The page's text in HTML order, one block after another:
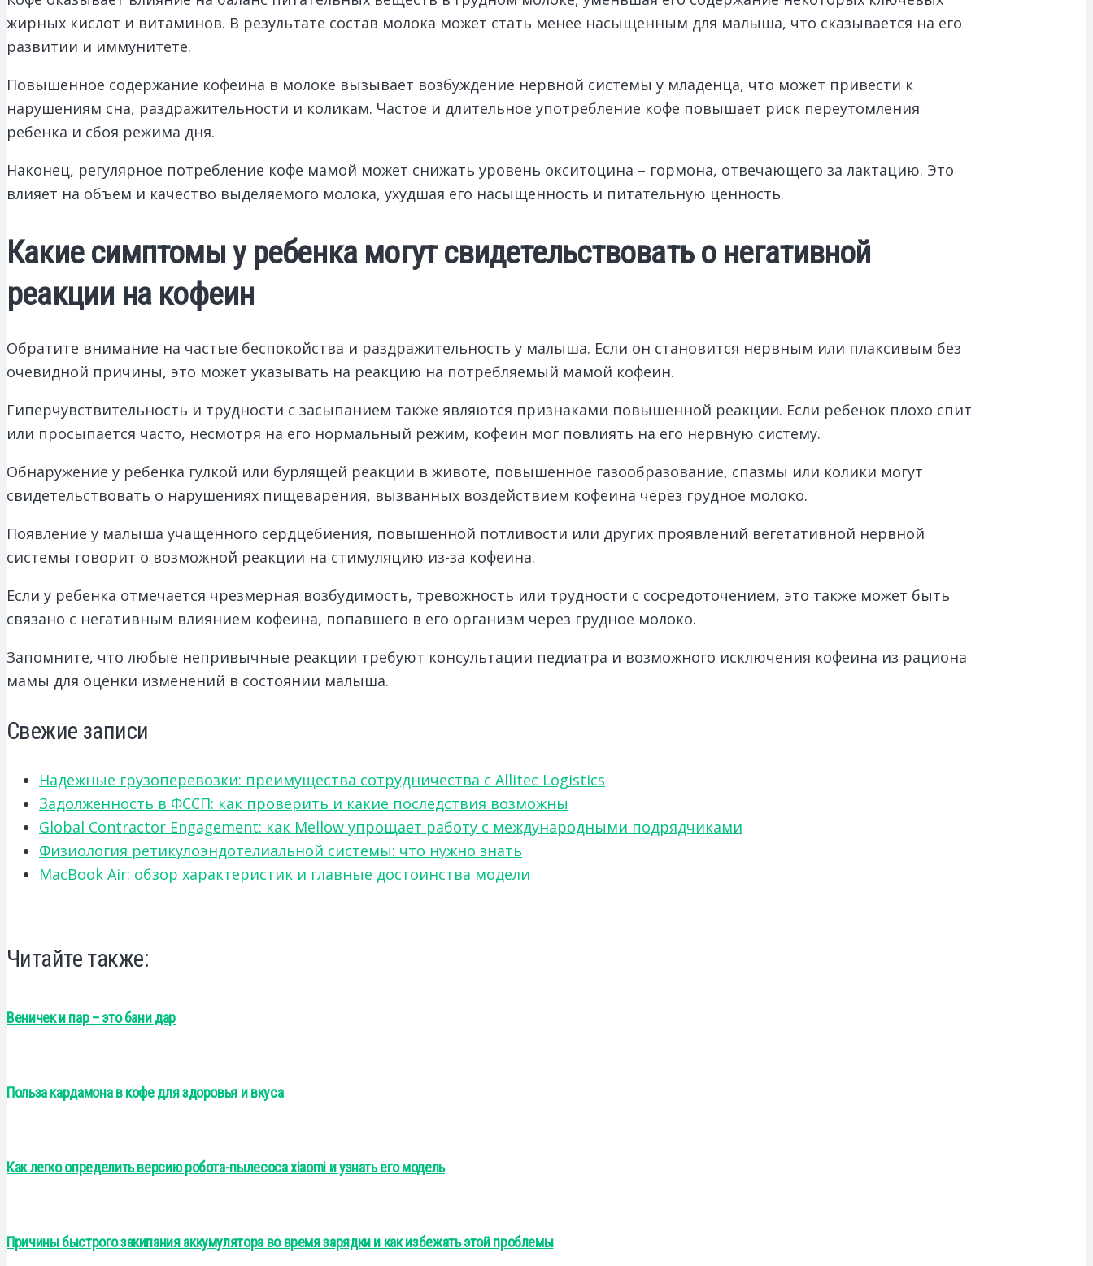
жирных кислот и витаминов. В результате состав молока может стать менее насыщенным для малыша, что сказывается на его
развитии и иммунитете.
Повышенное содержание кофеина в молоке вызывает возбуждение нервной системы у младенца, что может привести к
нарушениям сна, раздражительности и коликам. Частое и длительное употребление кофе повышает риск переутомления
ребенка и сбоя режима дня.
Наконец, регулярное потребление кофе мамой может снижать уровень окситоцина – гормона, отвечающего за лактацию. Это
влияет на объем и качество выделяемого молока, ухудшая его насыщенность и питательную ценность.
Какие симптомы у ребенка могут свидетельствовать о негативной
реакции на кофеин
Обратите внимание на частые беспокойства и раздражительность у малыша. Если он становится нервным или плаксивым без
очевидной причины, это может указывать на реакцию на потребляемый мамой кофеин.
Гиперчувствительность и трудности с засыпанием также являются признаками повышенной реакции. Если ребенок плохо спит
или просыпается часто, несмотря на его нормальный режим, кофеин мог повлиять на его нервную систему.
Обнаружение у ребенка гулкой или бурлящей реакции в животе, повышенное газообразование, спазмы или колики могут
свидетельствовать о нарушениях пищеварения, вызванных воздействием кофеина через грудное молоко.
Появление у малыша учащенного сердцебиения, повышенной потливости или других проявлений вегетативной нервной
системы говорит о возможной реакции на стимуляцию из-за кофеина.
Если у ребенка отмечается чрезмерная возбудимость, тревожность или трудности с сосредоточением, это также может быть
связано с негативным влиянием кофеина, попавшего в его организм через грудное молоко.
Запомните, что любые непривычные реакции требуют консультации педиатра и возможного исключения кофеина из рациона
мамы для оценки изменений в состоянии малыша.
Свежие записи
Надежные грузоперевозки: преимущества сотрудничества с Allitec Logistics
Задолженность в ФССП: как проверить и какие последствия возможны
Global Contractor Engagement: как Mellow упрощает работу с международными подрядчиками
Физиология ретикулоэндотелиальной системы: что нужно знать
MacBook Air: обзор характеристик и главные достоинства модели
Читайте также:
Веничек и пар – это бани дар
Польза кардамона в кофе для здоровья и вкуса
Как легко определить версию робота-пылесоса xiaomi и узнать его модель
Причины быстрого закипания аккумулятора во время зарядки и как избежать этой проблемы